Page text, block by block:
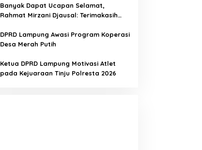
Banyak Dapat Ucapan Selamat,
Rahmat Mirzani Djausal: Terimakasih
DPRD Lampung Awasi Program Koperasi
Desa Merah Putih
Ketua DPRD Lampung Motivasi Atlet
pada Kejuaraan Tinju Polresta 2026